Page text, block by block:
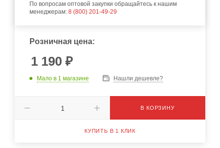
По вопросам оптовой закупки обращайтесь к нашим
менеджерам: 8 (800) 201-49-29
Розничная цена:
1 190 ₽
Мало в 1 магазине Нашли дешевле?
В КОРЗИНУ
КУПИТЬ В 1 КЛИК